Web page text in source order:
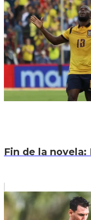
Fin de la novela: